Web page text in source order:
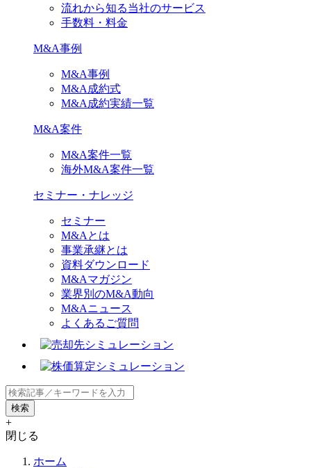
流れから知る当社のサービス
手数料・料金
M&A事例
M&A事例
M&A成約式
M&A成約実績一覧
M&A案件
M&A案件一覧
海外M&A案件一覧
セミナー・ナレッジ
セミナー
M&Aとは
事業承継とは
資料ダウンロード
M&Aマガジン
業界別のM&A動向
M&Aニュース
よくあるご質問
+
閉じる
ホーム